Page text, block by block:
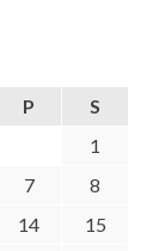
P S
1
7
8
14
15